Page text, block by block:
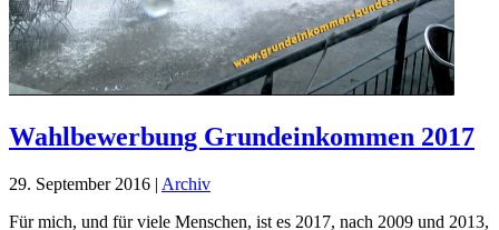
Wahlbewerbung Grundeinkommen 2017
29. September 2016 | Archiv
Für mich, und für viele Menschen, ist es 2017, nach 2009 und 2013,